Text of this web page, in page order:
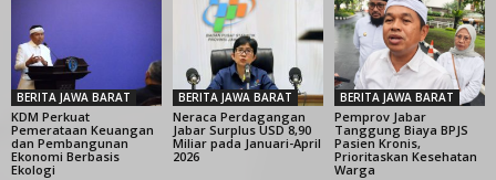
BERITA JAWA BARAT
KDM Perkuat
Pemerataan Keuangan
dan Pembangunan
Ekonomi Berbasis
Ekologi
BERITA JAWA BARAT
Neraca Perdagangan
Jabar Surplus USD 8,90
Miliar pada Januari-April
2026
BERITA JAWA BARAT
Pemprov Jabar
Tanggung Biaya BPJS
Pasien Kronis,
Prioritaskan Kesehatan
Warga